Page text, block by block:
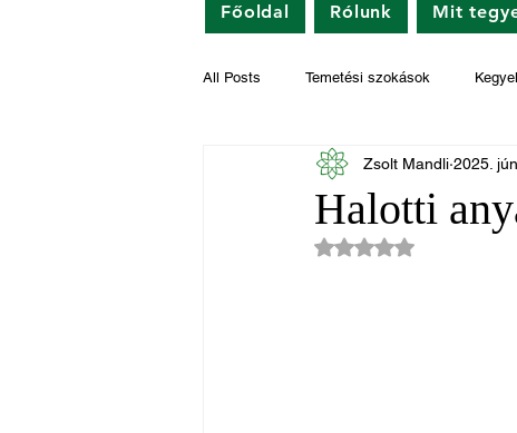
Főoldal Rólunk Mit
All Posts Temetési szokások
Gyászfeldolgozás Hírek
Halotti
Zsolt Mandli 2025.
NaN csillagot kapott